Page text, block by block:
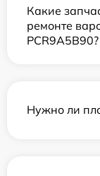
Какие
ремонте
PCR9A5B90?
Нужно ли